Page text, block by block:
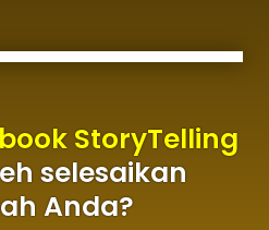
StoryTelling
selesaikan
Anda?